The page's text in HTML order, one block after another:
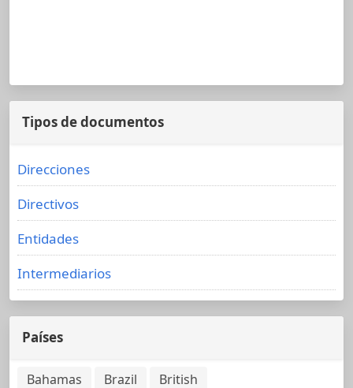
Tipos de documentos
Direcciones
Directivos
Entidades
Intermediarios
Países
Bahamas Brazil
British